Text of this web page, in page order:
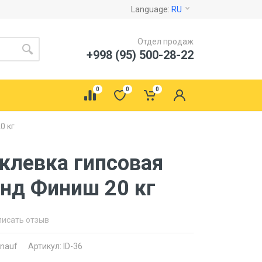
Language: RU
Отдел продаж
+998 (95) 500-28-22
0 0 0
кг
гипсовая
Финиш 20 кг
отзыв
Артикул: ID-36